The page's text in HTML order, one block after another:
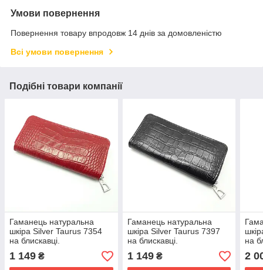
Умови повернення
Повернення товару впродовж 14 днів за домовленістю
Всі умови повернення
Подібні товари компанії
Гаманець натуральна
шкіра Silver Taurus 7354
на блискавці.
1 149 ₴
Гаманець натуральна
шкіра Silver Taurus 7397
на блискавці.
1 149₴
на
2